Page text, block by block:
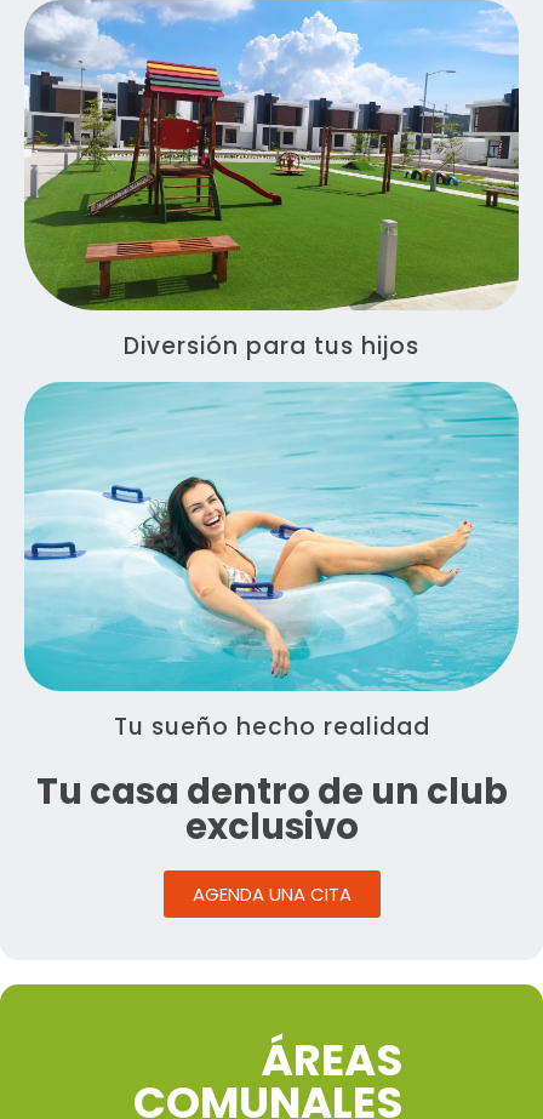
Diversión para tus hijos
Tu sueño hecho realidad
Tu casa dentro de un club
exclusivo
AGENDA UNA CITA
ÁREAS
COMUNALES